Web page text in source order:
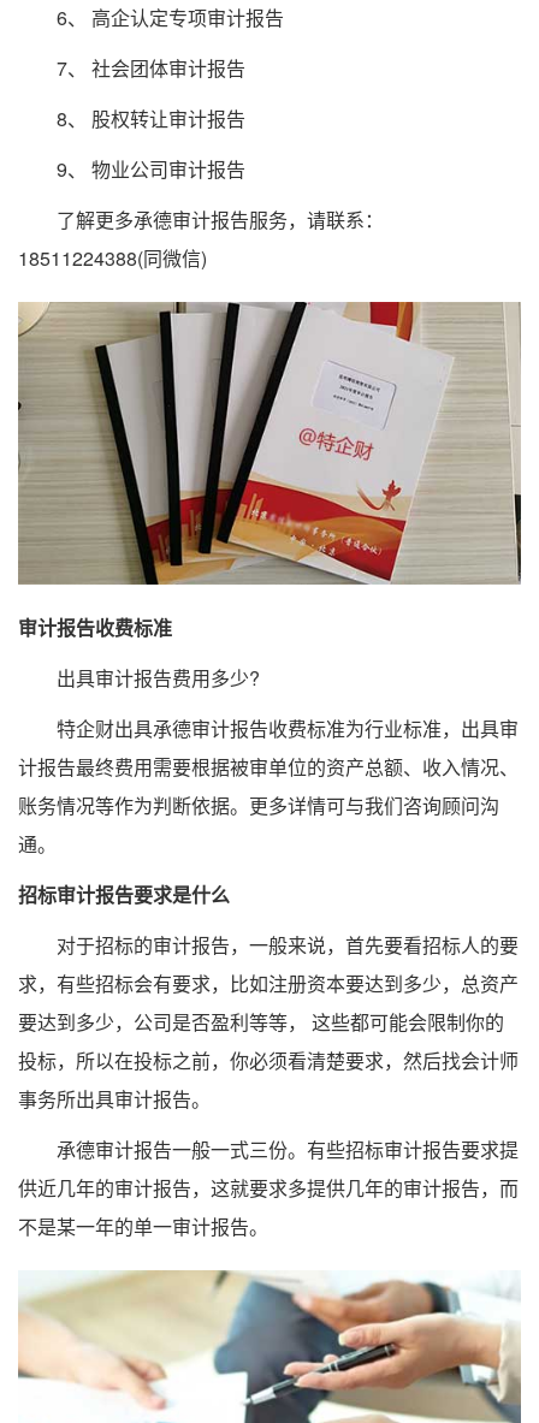
6、 高企认定专项审计报告
7、 社会团体审计报告
8、 股权转让审计报告
9、 物业公司审计报告
了解更多承德审计报告服务，请联系：
18511224388(同微信)
审计报告收费标准
出具审计报告费用多少?
特企财出具承德审计报告收费标准为行业标准，出具审
计报告最终费用需要根据被审单位的资产总额、收入情况、
账务情况等作为判断依据。更多详情可与我们咨询顾问沟
通。
招标审计报告要求是什么
对于招标的审计报告，一般来说，首先要看招标人的要
求，有些招标会有要求，比如注册资本要达到多少，总资产
要达到多少，公司是否盈利等等， 这些都可能会限制你的
投标，所以在投标之前，你必须看清楚要求，然后找会计师
事务所出具审计报告。
承德审计报告一般一式三份。有些招标审计报告要求提
供近几年的审计报告，这就要求多提供几年的审计报告，而
不是某一年的单一审计报告。